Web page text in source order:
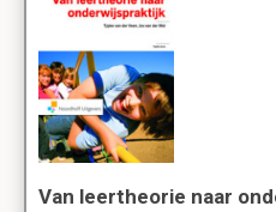
Van leertheorie naar